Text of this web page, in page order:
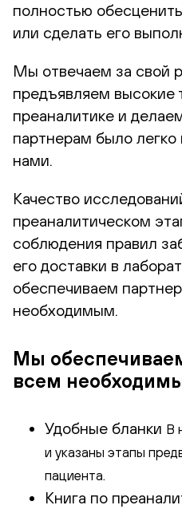
полностью
или сделать его
Мы отвечаем за свой
предъявляем высокие
преаналитике и
партнерам было легко
нами.
Качество
преаналитическом
соблюдения правил
его доставки в
обеспечиваем
необходимым.
Мы
всем
Удобные бланки В
и указаны этапы
пациента.
Книга по